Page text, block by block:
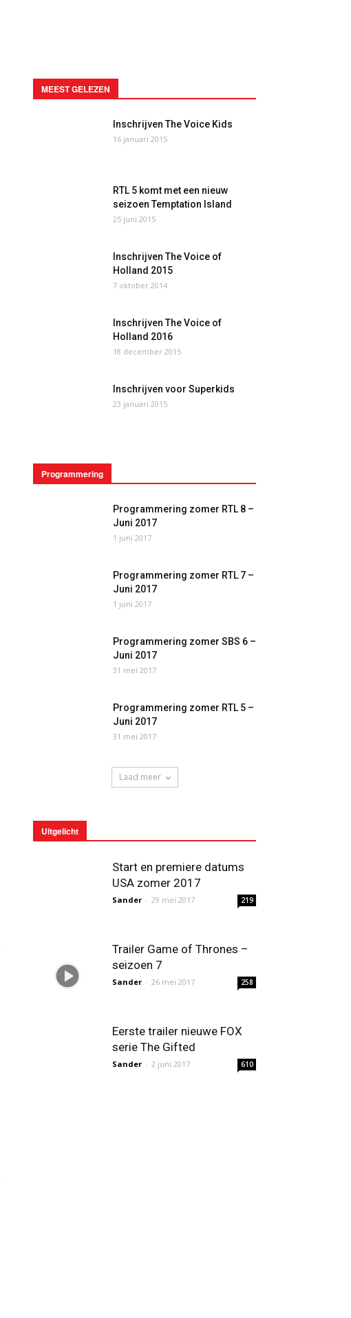
MEEST GELEZEN
Inschrijven The Voice Kids
16 januari 2015
RTL 5 komt met een nieuw
seizoen Temptation Island
25 juni 2015
Inschrijven The Voice of
Holland 2015
7 oktober 2014
Inschrijven The Voice of
Holland 2016
18 december 2015
Inschrijven voor Superkids
23 januari 2015
Programmering
Programmering zomer RTL 8 –
Juni 2017
1 juni 2017
Programmering zomer RTL 7 –
Juni 2017
1 juni 2017
Programmering zomer SBS 6 –
Juni 2017
31 mei 2017
Programmering zomer RTL 5 –
Juni 2017
31 mei 2017
Laad meer
Uitgelicht
Start en premiere datums
USA zomer 2017
Sander - 29 mei 2017 219
Trailer Game of Thrones –
seizoen 7
Sander - 26 mei 2017 258
Eerste trailer nieuwe FOX
serie The Gifted
Sander - 2 juni 2017 610